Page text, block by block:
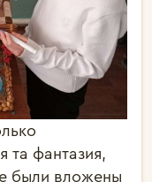
та фантазия,
были вложены